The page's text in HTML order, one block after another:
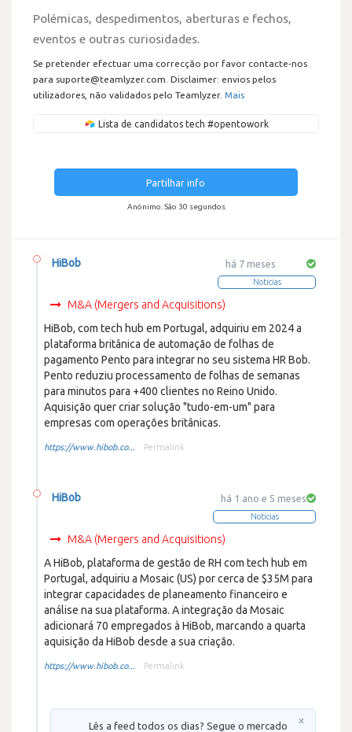
Polémicas, despedimentos, aberturas e fechos,
eventos e outras curiosidades.
Se pretender efectuar uma correcção por favor contacte-nos
para suporte@teamlyzer.com. Disclaimer: envios pelos
utilizadores, não validados pelo Teamlyzer. Mais
Lista de candidatos tech #opentowork
Partilhar info
Anónimo. São 30 segundos
há 7 meses
Noticias
HiBob
M&A (Mergers and Acquisitions)
HiBob, com tech hub em Portugal, adquiriu em 2024 a
plataforma britânica de automação de folhas de
pagamento Pento para integrar no seu sistema HR Bob.
Pento reduziu processamento de folhas de semanas
para minutos para +400 clientes no Reino Unido.
Aquisição quer criar solução "tudo-em-um" para
empresas com operações britânicas.
https://www.hibob.co... Permalink
há 1 ano e 5 meses
Noticias
HiBob
M&A (Mergers and Acquisitions)
A HiBob, plataforma de gestão de RH com tech hub em
Portugal, adquiriu a Mosaic (US) por cerca de $35M para
integrar capacidades de planeamento financeiro e
análise na sua plataforma. A integração da Mosaic
adicionará 70 empregados à HiBob, marcando a quarta
aquisição da HiBob desde a sua criação.
https://www.hibob.co... Permalink
Lês a feed todos os dias? Segue o mercado
×